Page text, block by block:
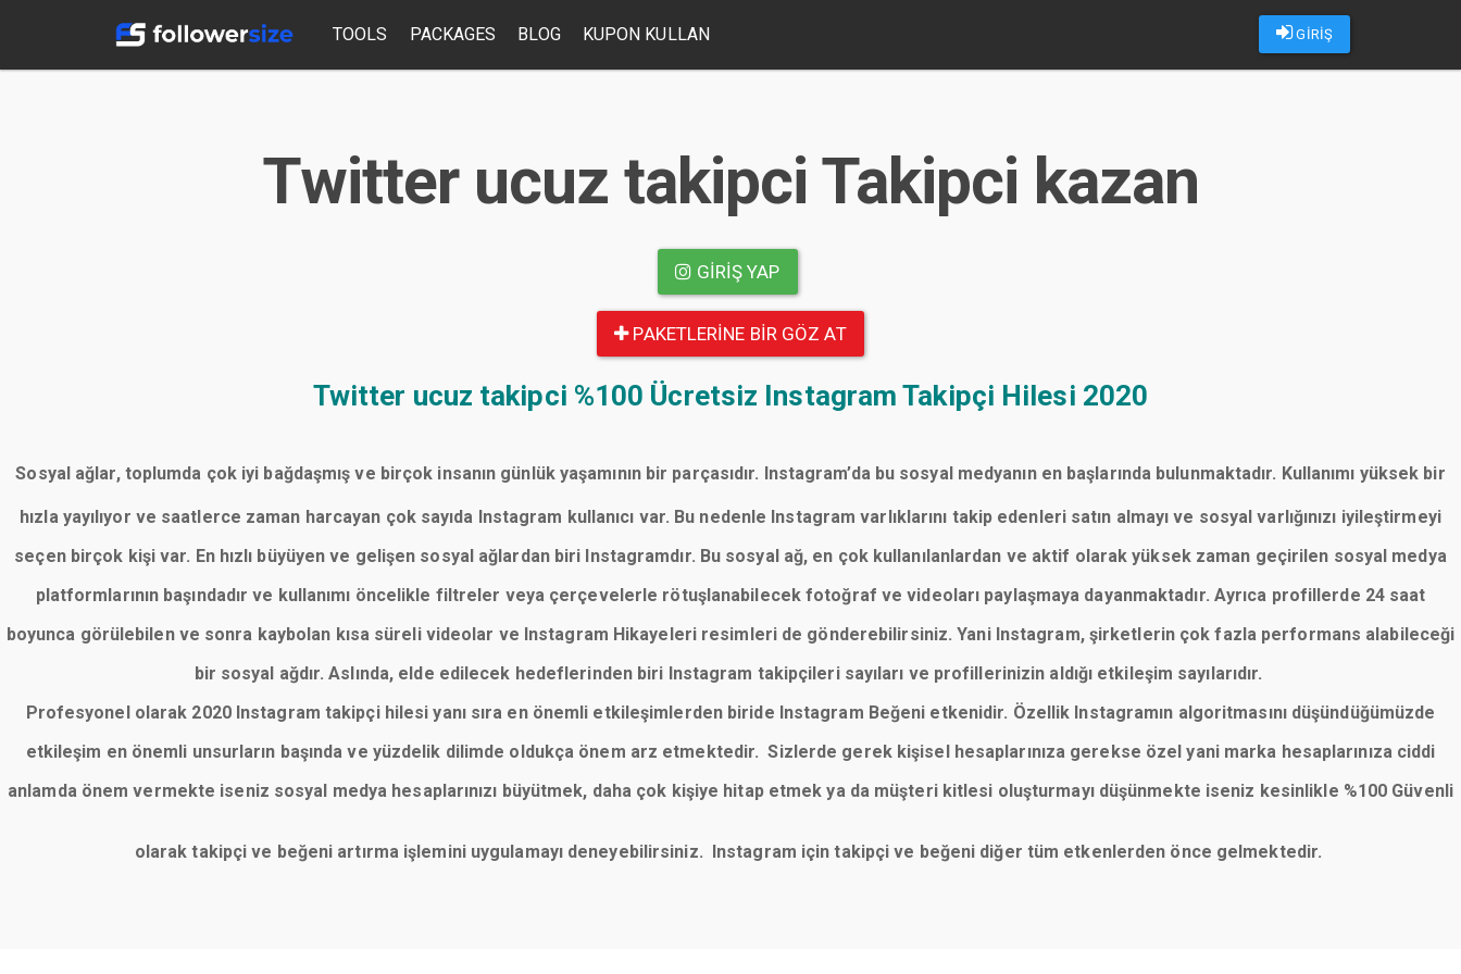
GİRİŞ
TOOLS PACKAGES BLOG KUPON KULLAN
Twitter ucuz takipci Takipci kazan
GIRIŞ YAP
PAKETLERINE BIR GÖZ AT
Twitter ucuz takipci %100 Ücretsiz Instagram Takipçi Hilesi 2020
Sosyal ağlar, toplumda çok iyi bağdaşmış ve birçok insanın günlük yaşamının bir parçasıdır. Instagram’da bu sosyal medyanın en başlarında bulunmaktadır. Kullanımı yüksek bir
hızla yayılıyor ve saatlerce zaman harcayan çok sayıda Instagram kullanıcı var. Bu nedenle Instagram varlıklarını takip edenleri satın almayı ve sosyal varlığınızı iyileştirmeyi
seçen birçok kişi var. En hızlı büyüyen ve gelişen sosyal ağlardan biri Instagramdır. Bu sosyal ağ, en çok kullanılanlardan ve aktif olarak yüksek zaman geçirilen sosyal medya
platformlarının başındadır ve kullanımı öncelikle filtreler veya çerçevelerle rötuşlanabilecek fotoğraf ve videoları paylaşmaya dayanmaktadır. Ayrıca profillerde 24 saat
boyunca görülebilen ve sonra kaybolan kısa süreli videolar ve Instagram Hikayeleri resimleri de gönderebilirsiniz. Yani Instagram, şirketlerin çok fazla performans alabileceği
bir sosyal ağdır. Aslında, elde edilecek hedeflerinden biri Instagram takipçileri sayıları ve profillerinizin aldığı etkileşim sayılarıdır.
Profesyonel olarak 2020 Instagram takipçi hilesi yanı sıra en önemli etkileşimlerden biride Instagram Beğeni etkenidir. Özellik Instagramın algoritmasını düşündüğümüzde
etkileşim en önemli unsurların başında ve yüzdelik dilimde oldukça önem arz etmektedir. Sizlerde gerek kişisel hesaplarınıza gerekse özel yani marka hesaplarınıza ciddi
anlamda önem vermekte iseniz sosyal medya hesaplarınızı büyütmek, daha çok kişiye hitap etmek ya da müşteri kitlesi oluşturmayı düşünmekte iseniz kesinlikle %100 Güvenli
olarak takipçi ve beğeni artırma işlemini uygulamayı deneyebilirsiniz. Instagram için takipçi ve beğeni diğer tüm etkenlerden önce gelmektedir.